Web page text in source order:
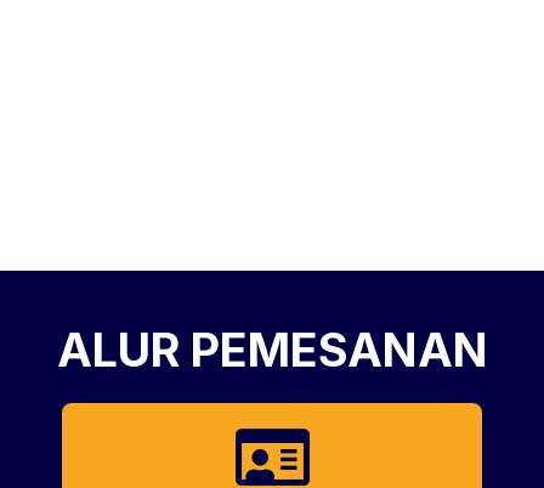
ALUR PEMESANAN